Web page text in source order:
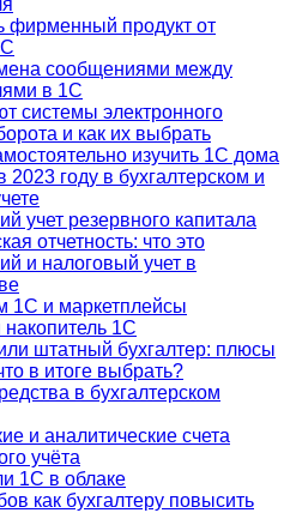
фирменный продукт от
сообщениями между
в 1С
системы электронного
и как их выбрать
изучить 1С дома
2023 году в бухгалтерском и
учет резервного капитала
отчетность: что это
и налоговый учет в
1С и маркетплейсы
1С
штатный бухгалтер: плюсы
в итоге выбрать?
в бухгалтерском
и аналитические счета
учёта
1С в облаке
как бухгалтеру повысить